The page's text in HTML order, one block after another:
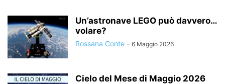
Un’astronave LEGO può davvero…
volare?
Rossana Conte - 6 Maggio 2026
Cielo del Mese di Maggio 2026